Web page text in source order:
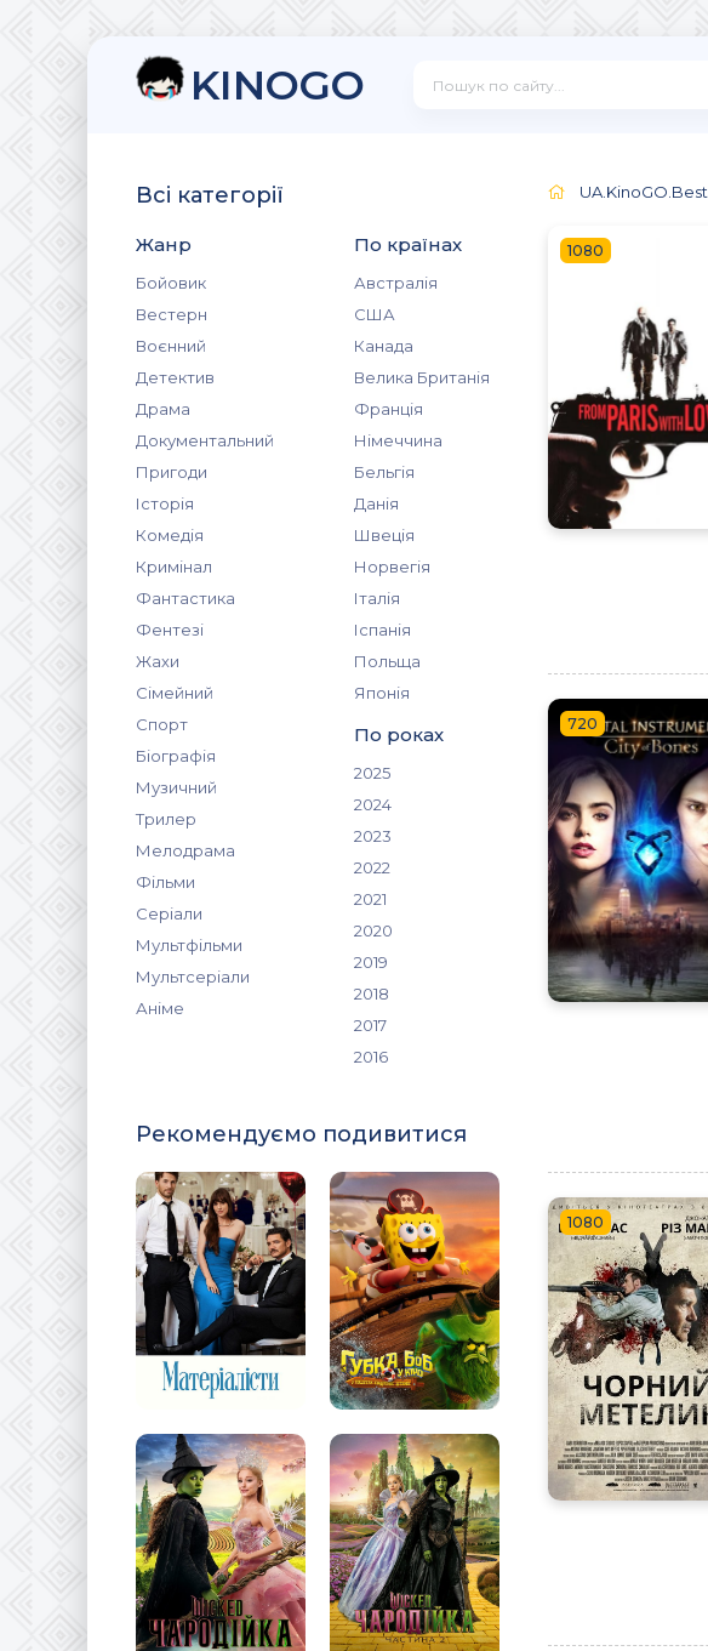
KINOGO
Всі категорії
Жанр
Бойовик
Вестерн
Воєнний
Детектив
Драма
Документальний
Пригоди
Історія
Комедія
Кримінал
Фантастика
Фентезі
Жахи
Сімейний
Спорт
Біографія
Музичний
Трилер
Мелодрама
Фільми
Серіали
Мультфільми
Мультсеріали
Аніме
По країнах
Австралія
США
Канада
Велика Британія
Франція
Німеччина
Бельгія
Данія
Швеція
Норвегія
Італія
Іспанія
Польща
Японія
По роках
2025
2024
2023
2022
2021
2020
2019
2018
2017
2016
Рекомендуємо подивитися
UA.KinoGO.Best
1080
720
1080